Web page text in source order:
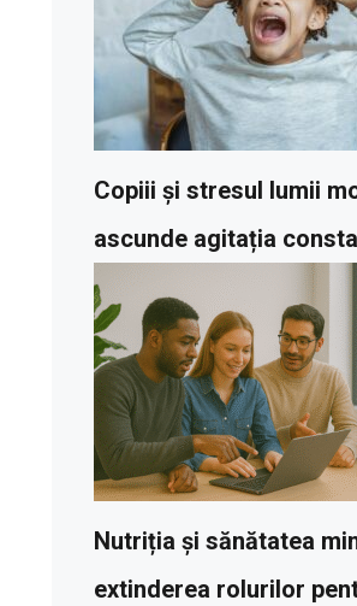
Copiii și stresul lumii
ascunde agitația
Nutriția și sănătatea
extinderea rolurilor